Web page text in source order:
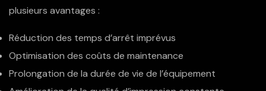
plusieurs avantages :
Réduction des temps d’arrêt imprévus
Optimisation des coûts de maintenance
Prolongation de la durée de vie de l’équipement